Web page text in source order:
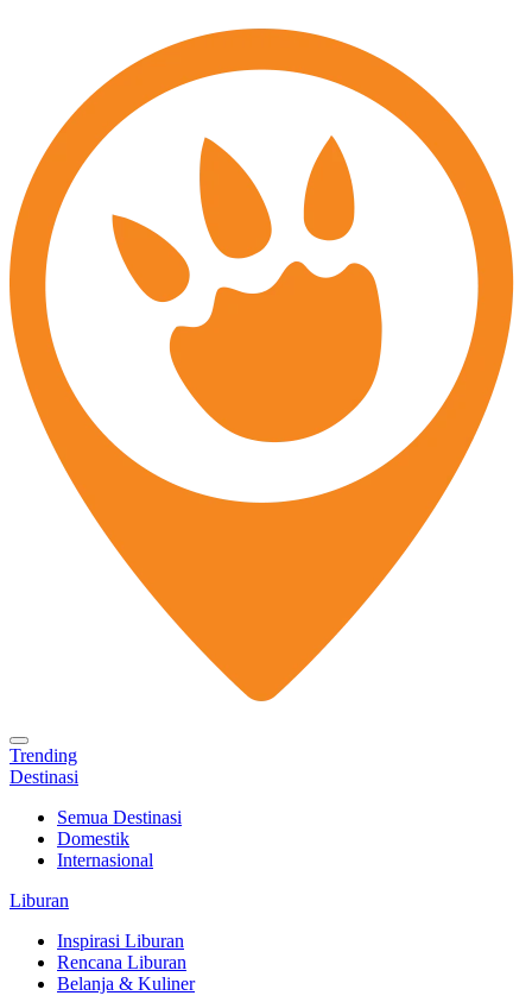
Trending
Destinasi
Semua Destinasi
Domestik
Internasional
Liburan
Inspirasi Liburan
Rencana Liburan
Belanja & Kuliner